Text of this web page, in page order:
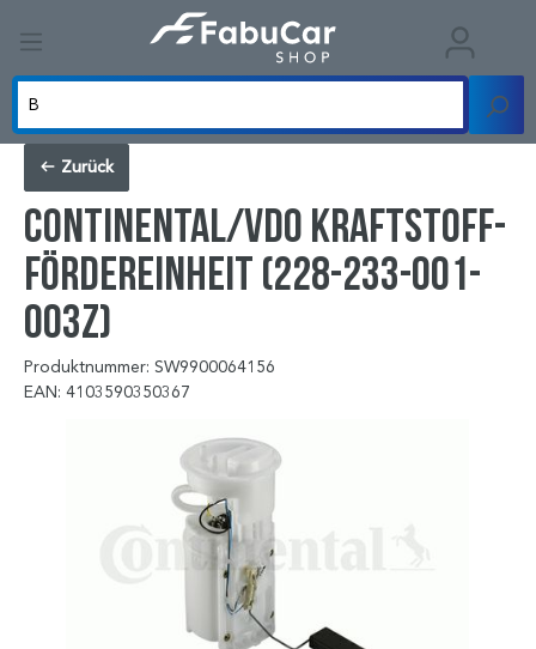
Zurück
Continental/VDO Kraftstoff-
Fördereinheit (228-233-001-
003Z)
Produktnummer: SW9900064156
EAN: 4103590350367